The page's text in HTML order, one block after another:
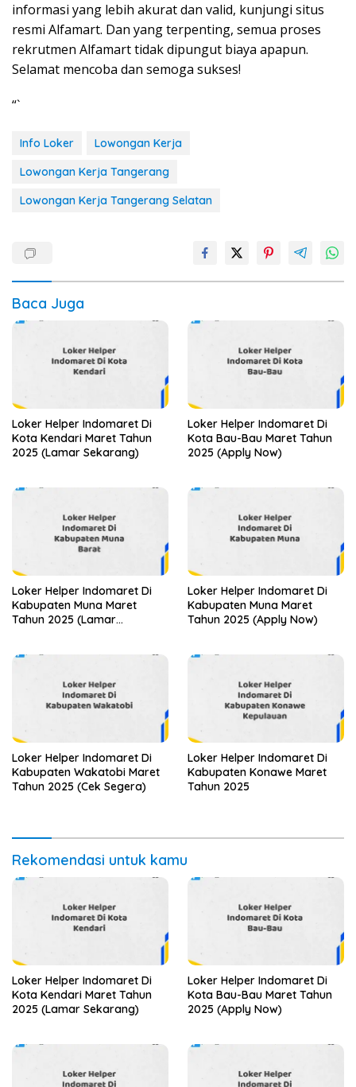
informasi yang lebih akurat dan valid, kunjungi situs
resmi Alfamart. Dan yang terpenting, semua proses
rekrutmen Alfamart tidak dipungut biaya apapun.
Selamat mencoba dan semoga sukses!
“`
Info Loker
Lowongan Kerja
Lowongan Kerja Tangerang
Lowongan Kerja Tangerang Selatan
Baca Juga
Loker Helper Indomaret Di
Kota Kendari Maret Tahun
2025 (Lamar Sekarang)
Loker Helper Indomaret Di
Kota Bau-Bau Maret Tahun
2025 (Apply Now)
Loker Helper Indomaret Di
Kabupaten Muna Maret
Tahun 2025 (Lamar
Loker Helper Indomaret Di
Kabupaten Muna Maret
Tahun 2025 (Apply Now)
Loker Helper Indomaret Di
Kabupaten Wakatobi Maret
Tahun 2025 (Cek Segera)
Loker Helper Indomaret Di
Kabupaten Konawe Maret
Tahun 2025
Rekomendasi untuk kamu
Loker Helper Indomaret Di
Kota Kendari Maret Tahun
2025 (Lamar Sekarang)
Loker Helper Indomaret Di
Kota Bau-Bau Maret Tahun
2025 (Apply Now)